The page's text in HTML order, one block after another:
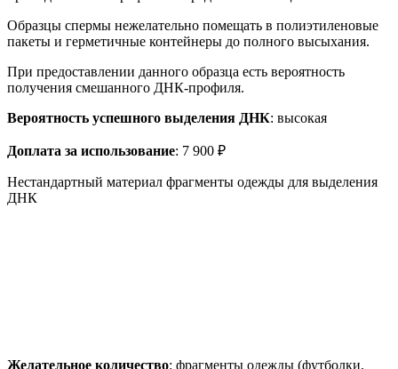
Образцы спермы нежелательно помещать в полиэтиленовые
пакеты и герметичные контейнеры до полного высыхания.
При предоставлении данного образца есть вероятность
получения смешанного ДНК-профиля.
Вероятность успешного выделения ДНК: высокая
Доплата за использование: 7 900 ₽
Нестандартный материал фрагменты одежды для выделения
ДНК
Желательное количество: фрагменты одежды (футболки,